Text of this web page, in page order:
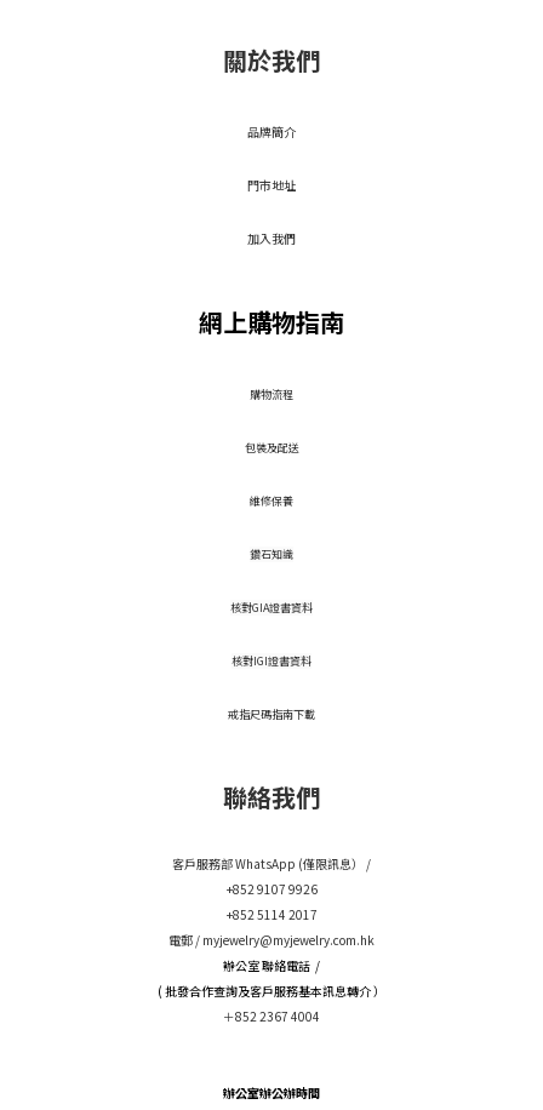
關於我們
品牌簡介
門市地址
加入我們
網上購物指南
​購物流程
包裝及配送
維修保養
鑽石知識
核對GIA證書資料
核對IGI證書資料
戒指尺碼指南下載
聯絡我們
客戶服務部 WhatsApp (僅限訊息） /
+852 9107 9926
+852 5114 2017
電郵 / myjewelry@myjewelry.com.hk
辦公室 聯絡電話 /
( 批發合作查詢及客戶服務基本訊息轉介 ）
＋852 2367 4004
辦公室辦公辦時間